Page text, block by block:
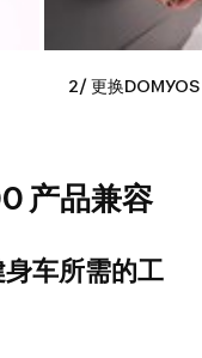
2/ 更换
产品兼容
车所需的工